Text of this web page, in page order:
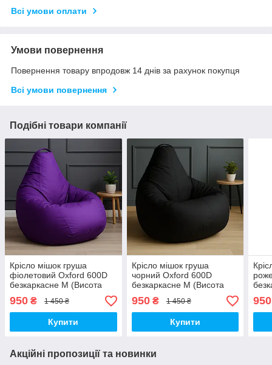
Всі умови оплати
Умови повернення
Повернення товару впродовж 14 днів за рахунок покупця
Всі умови повернення
Подібні товари компанії
Крісло мішок груша
фіолетовий Oxford 600D
безкаркасне M (Висота
90см, ширина 70см), для
дітей до 7 років
950 ₴ 1 450 ₴
Купити
Крісло мішок груша
чорний Oxford 600D
безкаркасне M (Висота
90см, ширина 70см), для
дітей до 7 років
950₴ 1 450 ₴
Купити
950
Акційні пропозиції та новинки